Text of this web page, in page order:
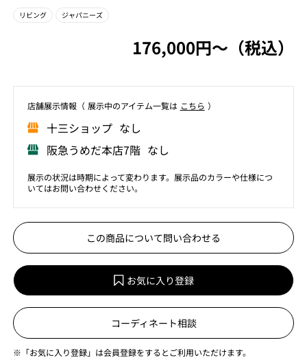
リビング ジャパニーズ
176,000円〜（税込）
店舗展⽰情報（ 展⽰中のアイテム⼀覧は こちら ）
⼗三ショップ なし
阪急うめだ本店7階 なし
展示の状況は時期によって変わります。展示品のカラーや仕様につ
いてはお問い合わせください。
この商品について問い合わせる
お気に入り登録
コーディネート相談
※「お気に入り登録」は会員登録をするとご利用いただけます。